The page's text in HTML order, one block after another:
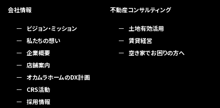
会社情報
ビジョン・ミッション
私たちの想い
企業概要
店舗案内
オカムラホームのDX計画
CRS活動
採用情報
不動産コンサルティング
土地有効活用
賃貸経営
空き家でお困りの方へ